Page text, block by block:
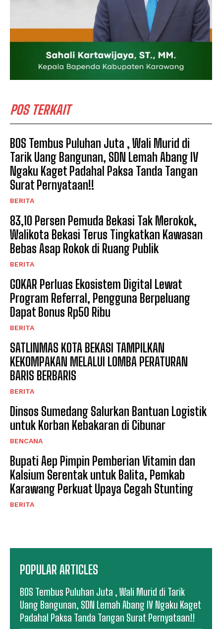
POS TERKAIT
BOS Tembus Puluhan Juta , Wali Murid di
Tarik Uang Bangunan, SDN Lemah Abang IV
Ngaku Kaget Padahal Paksa Tanda Tangan
Surat Pernyataan!!
BERITA
83,10 Persen Pemuda Bekasi Tak Merokok,
Walikota Bekasi Terus Tingkatkan Kawasan
Bebas Asap Rokok di Ruang Publik
BERITA
GOKAR Perluas Ekosistem Digital Lewat
Program Referral, Pengguna Berpeluang
Dapat Bonus Rp50 Ribu
BERITA
SATLINMAS KOTA BEKASI TAMPILKAN
KEKOMPAKAN MELALUI LOMBA PERATURAN
BARIS BERBARIS
BERITA
Dinsos Sumedang Salurkan Bantuan Logistik
untuk Korban Kebakaran di Cibunar
BENCANA
Bupati Aep Pimpin Pemberian Vitamin dan
Kalsium Serentak untuk Balita, Pemkab
Karawang Perkuat Upaya Cegah Stunting
BERITA
POPULAR ARTICLES
BOS Tembus Puluhan Juta , Wali Murid di Tarik
Uang Bangunan, SDN Lemah Abang IV Ngaku Kaget
Padahal Paksa Tanda Tangan Surat Pernyataan!!